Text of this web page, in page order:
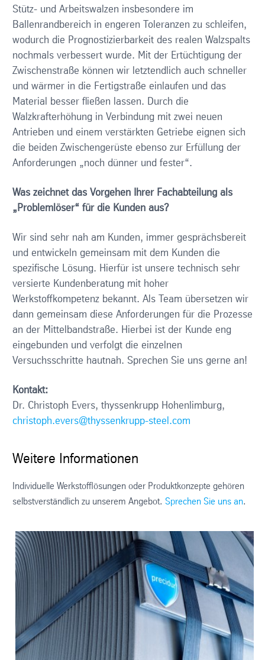
Stütz- und Arbeitswalzen insbesondere im
Ballenrandbereich in engeren Toleranzen zu schleifen,
wodurch die Prognostizierbarkeit des realen Walzspalts
nochmals verbessert wurde. Mit der Ertüchtigung der
Zwischenstraße können wir letztendlich auch schneller
und wärmer in die Fertigstraße einlaufen und das
Material besser fließen lassen. Durch die
Walzkrafterhöhung in Verbindung mit zwei neuen
Antrieben und einem verstärkten Getriebe eignen sich
die beiden Zwischengerüste ebenso zur Erfüllung der
Anforderungen „noch dünner und fester“.
Was zeichnet das Vorgehen Ihrer Fachabteilung als
„Problemlöser“ für die Kunden aus?
Wir sind sehr nah am Kunden, immer gesprächsbereit
und entwickeln gemeinsam mit dem Kunden die
spezifische Lösung. Hierfür ist unsere technisch sehr
versierte Kundenberatung mit hoher
Werkstoffkompetenz bekannt. Als Team übersetzen wir
dann gemeinsam diese Anforderungen für die Prozesse
an der Mittelbandstraße. Hierbei ist der Kunde eng
eingebunden und verfolgt die einzelnen
Versuchsschritte hautnah. Sprechen Sie uns gerne an!
Kontakt:
Dr. Christoph Evers, thyssenkrupp Hohenlimburg,
christoph.evers@thyssenkrupp-steel.com
Weitere Informationen
Individuelle Werkstofflösungen oder Produktkonzepte gehören
selbstverständlich zu unserem Angebot. Sprechen Sie uns an.